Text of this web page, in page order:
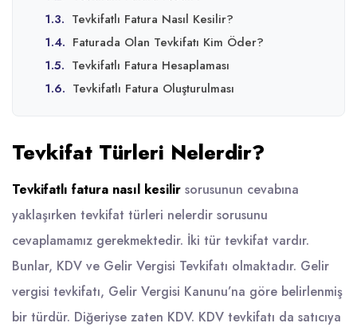
1.3. Tevkifatlı Fatura Nasıl Kesilir?
1.4. Faturada Olan Tevkifatı Kim Öder?
1.5. Tevkifatlı Fatura Hesaplaması
1.6. Tevkifatlı Fatura Oluşturulması
Tevkifat Türleri Nelerdir?
Tevkifatlı fatura nasıl kesilir sorusunun cevabına
yaklaşırken tevkifat türleri nelerdir sorusunu
cevaplamamız gerekmektedir. İki tür tevkifat vardır.
Bunlar, KDV ve Gelir Vergisi Tevkifatı olmaktadır. Gelir
vergisi tevkifatı, Gelir Vergisi Kanunu’na göre belirlenmiş
bir türdür. Diğeriyse zaten KDV. KDV tevkifatı da satıcıya